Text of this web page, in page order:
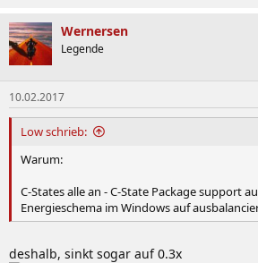
Wernersen
Legende
10.02.2017
Low schrieb:
Warum:
C-States alle an - C-State Package support
Energieschema im Windows auf
deshalb, sinkt sogar auf 0.3x